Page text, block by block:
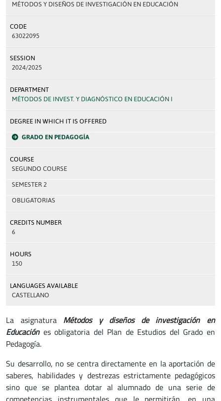
MÉTODOS Y DISEÑOS DE INVESTIGACIÓN EN EDUCACIÓN
CODE
63022095
SESSION
2024/2025
DEPARTMENT
MÉTODOS DE INVEST. Y DIAGNÓSTICO EN EDUCACIÓN I
DEGREE IN WHICH IT IS OFFERED
GRADO EN PEDAGOGÍA
COURSE
SEGUNDO COURSE
SEMESTER 2
OBLIGATORIAS
CREDITS NUMBER
6
HOURS
150
LANGUAGES AVAILABLE
CASTELLANO
La asignaturaMétodos y diseños de investigación en
Educaciónes obligatoria del Plan de Estudios del Grado en
Pedagogía.
Su desarrollo, no se centra directamente en la aportación de
saberes, habilidades y destrezas estrictamente pedagógicos
sino que se plantea dotar al alumnado de una serie de